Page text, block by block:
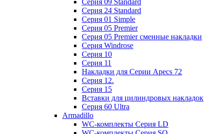
Cерия 09 Standard
Cерия 24 Standard
Серия 01 Simple
Серия 05 Premier
Серия 05 Premier сменные накладки
Cерия Windrose
Серия 10
Серия 11
Накладки для Серии Apecs 72
Серия 12.
Серия 15
Вставки для цилиндровых накладок
Серия 60 Ultra
Armadillo
WC-комплекты Серия LD